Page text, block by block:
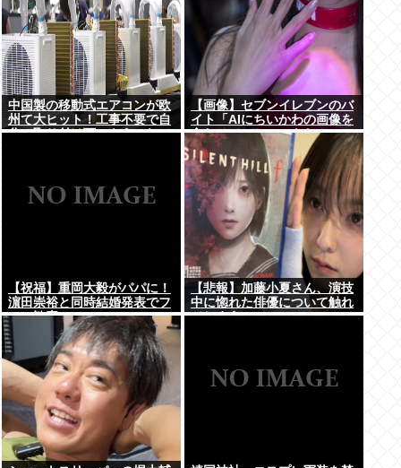
中国製の移動式エアコンが欧
州て大ヒット！工事不要で自
分で取り付け可、もうこれで
【画像】セブンイレブンのバ
イト「AIにちいかわの画像を
食わせてっと…できた！」
⇒！
【祝福】重岡大毅がパパに！
濵田崇裕と同時結婚発表でフ
ァン歓喜
【悲報】加藤小夏さん、演技
中に惚れた俳優について触れ
てしまう